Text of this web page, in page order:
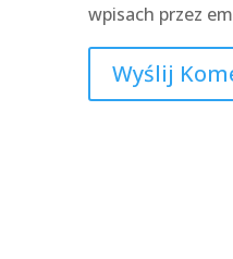
wpisach przez
Wyślij